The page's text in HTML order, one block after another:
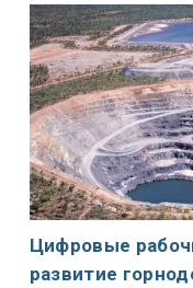
Цифровые
развитие